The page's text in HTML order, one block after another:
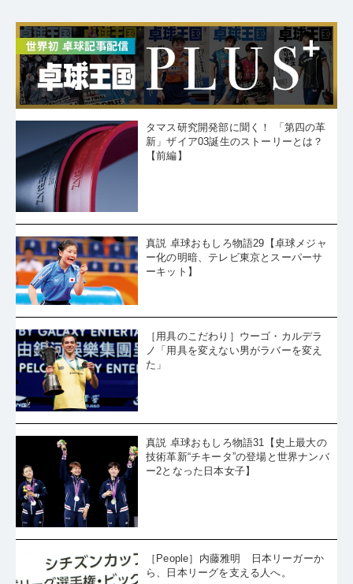
タマス研究開発部に聞く！ 「第四の革
新」ザイア03誕生のストーリーとは？
【前編】
真説 卓球おもしろ物語29【卓球メジャ
ー化の明暗、テレビ東京とスーパーサ
ーキット】
［用具のこだわり］ウーゴ・カルデラ
ノ「用具を変えない男がラバーを変え
た」
真説 卓球おもしろ物語31【史上最大の
技術革新“チキータ”の登場と世界ナンバ
ー2となった日本女子】
［People］内藤雅明 日本リーガーか
ら、日本リーグを支える人へ。